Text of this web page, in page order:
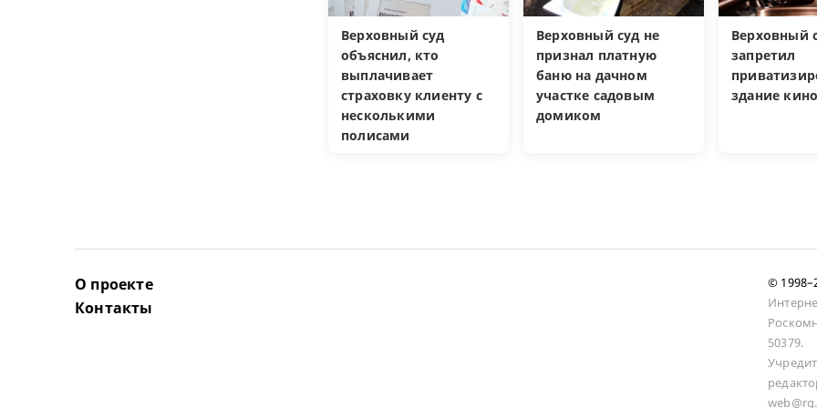
Верховный суд
объяснил, кто
выплачивает
страховку клиенту с
несколькими
полисами
Верховный суд не
признал платную
баню на дачном
участке садовым
домиком
Верховный
запретил
здание
О проекте
Контакты
©
50379.